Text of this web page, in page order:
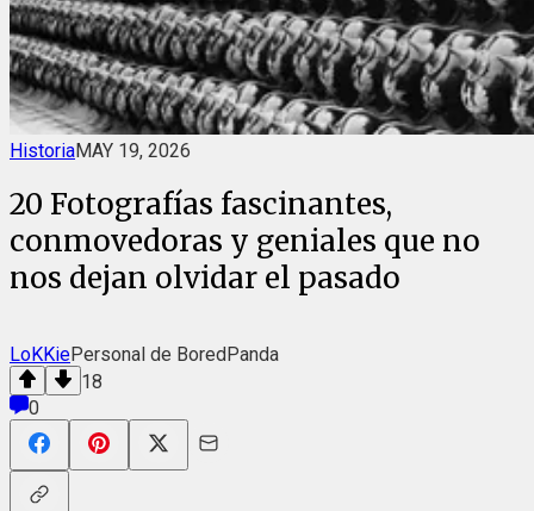
HistoriaMAY 19, 2026
20 Fotografías fascinantes,
conmovedoras y geniales que no
nos dejan olvidar el pasado
LoKKiePersonal de BoredPanda
18
0